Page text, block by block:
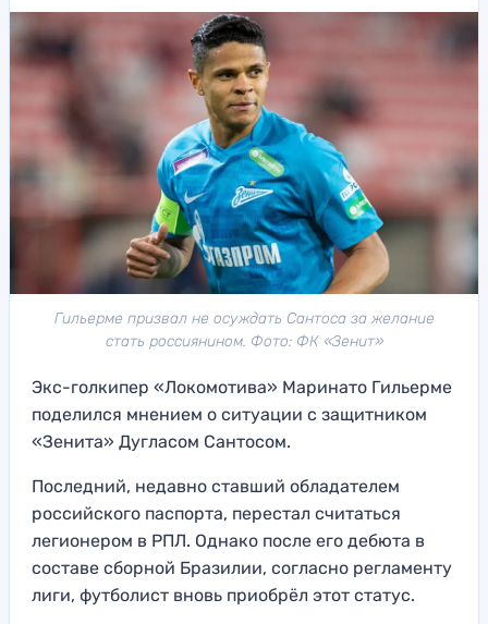
Гильерме призвал не осуждать Сантоса за желание
стать россиянином. Фото: ФК «Зенит»
Экс-голкипер «Локомотива» Маринато Гильерме
поделился мнением о ситуации с защитником
«Зенита» Дугласом Сантосом.
Последний, недавно ставший обладателем
российского паспорта, перестал считаться
легионером в РПЛ. Однако после его дебюта в
составе сборной Бразилии, согласно регламенту
лиги, футболист вновь приобрёл этот статус.